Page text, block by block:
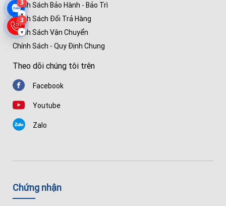
3
▾
3
▾
Chính Sách Bảo Hành - Bảo Trì
Chính Sách Đổi Trả Hàng
Chính Sách Vận Chuyển
Chính Sách - Quy Định Chung
Theo dõi chúng tôi trên
Facebook
Youtube
Zalo
Chứng nhận